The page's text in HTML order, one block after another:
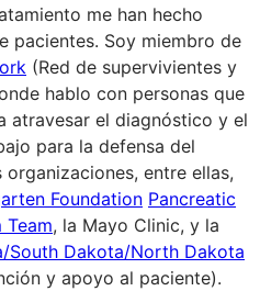
me han hecho
pacientes. Soy miembro de
(Red de supervivientes y
hablo con personas que
atravesar el diagnóstico y el
para la defensa del
entre ellas,
Foundation Pancreatic
Team, la Mayo Clinic, y la
South Dakota/North Dakota
y apoyo al paciente).